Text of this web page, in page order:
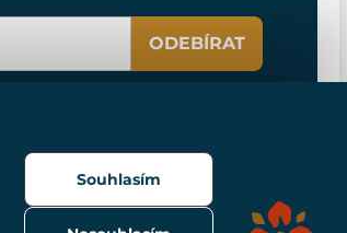
ODEBÍRAT
Souhlasím